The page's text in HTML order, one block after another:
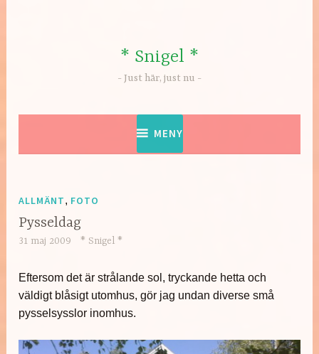
* Snigel *
Just här, just nu
MENY
ALLMÄNT, FOTO
Pysseldag
31 maj 2009 * Snigel *
Eftersom det är strålande sol, tryckande hetta och
väldigt blåsigt utomhus, gör jag undan diverse små
pysselsysslor inomhus.